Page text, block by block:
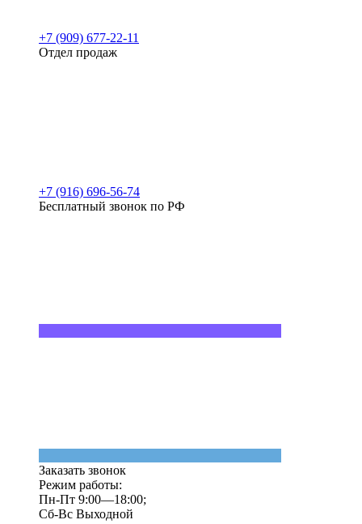
+7 (909) 677-22-11
Отдел продаж
+7 (916) 696-56-74
Бесплатный звонок по РФ
Заказать звонок
Режим работы:
Пн-Пт 9:00—18:00;
Сб-Вс Выходной